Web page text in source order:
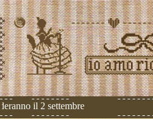
il 2 settembre